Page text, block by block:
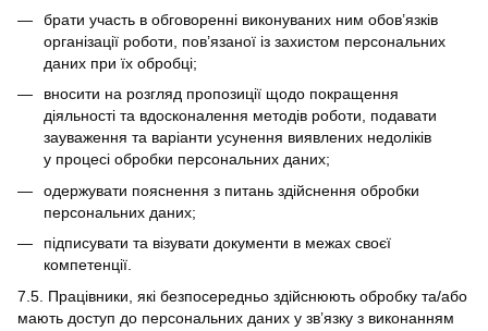
брати участь в обговоренні виконуваних ним обов’язків
організації роботи, пов’язаної із захистом персональних
даних при їх обробці;
вносити на розгляд пропозиції щодо покращення
діяльності та вдосконалення методів роботи, подавати
зауваження та варіанти усунення виявлених недоліків
у процесі обробки персональних даних;
одержувати пояснення з питань здійснення обробки
персональних даних;
підписувати та візувати документи в межах своєї
компетенції.
7.5. Працівники, які безпосередньо здійснюють обробку та/або
мають доступ до персональних даних у зв’язку з виконанням